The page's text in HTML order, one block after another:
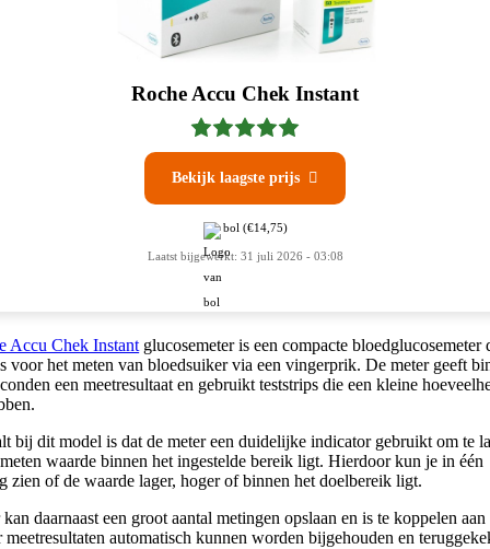
Roche Accu Chek Instant
Bekijk laagste prijs 
bol (€14,75)
Laatst bijgewerkt: 31 juli 2026 - 03:08
Accu Chek Instant glucosemeter is een compacte bloedglucosemeter
voor het meten van bloedsuiker via een vingerprik. De meter geeft
een meetresultaat en gebruikt teststrips die een kleine
bij dit model is dat de meter een duidelijke indicator gebruikt om te
waarde binnen het ingestelde bereik ligt. Hierdoor kun je in één
zien of de waarde lager, hoger of binnen het doelbereik ligt.
daarnaast een groot aantal metingen opslaan en is te koppelen aan
meetresultaten automatisch kunnen worden bijgehouden en